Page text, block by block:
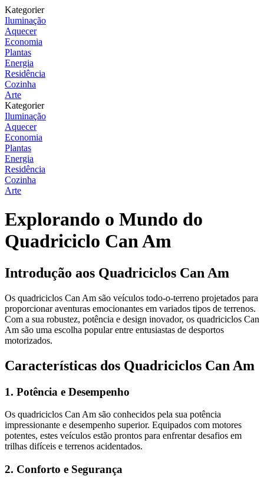
Kategorier
Iluminação
Aquecer
Economia
Plantas
Energia
Residência
Cozinha
Arte
Kategorier
Iluminação
Aquecer
Economia
Plantas
Energia
Residência
Cozinha
Arte
Explorando o Mundo do
Quadriciclo Can Am
Introdução aos Quadriciclos Can Am
Os quadriciclos Can Am são veículos todo-o-terreno projetados para
proporcionar aventuras emocionantes em variados tipos de terrenos.
Com a sua robustez, potência e design inovador, os quadriciclos Can
Am são uma escolha popular entre entusiastas de desportos
motorizados.
Características dos Quadriciclos Can Am
1. Potência e Desempenho
Os quadriciclos Can Am são conhecidos pela sua potência
impressionante e desempenho superior. Equipados com motores
potentes, estes veículos estão prontos para enfrentar desafios em
trilhas difíceis e terrenos acidentados.
2. Conforto e Segurança